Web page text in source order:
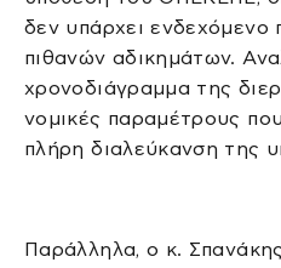
δεν υπάρχει
πιθανών αδικημάτων.
χρονοδιάγραμμα της
νομικές παραμέτρους
πλήρη διαλεύκανση της
Παράλληλα, ο κ. Σπανάκης